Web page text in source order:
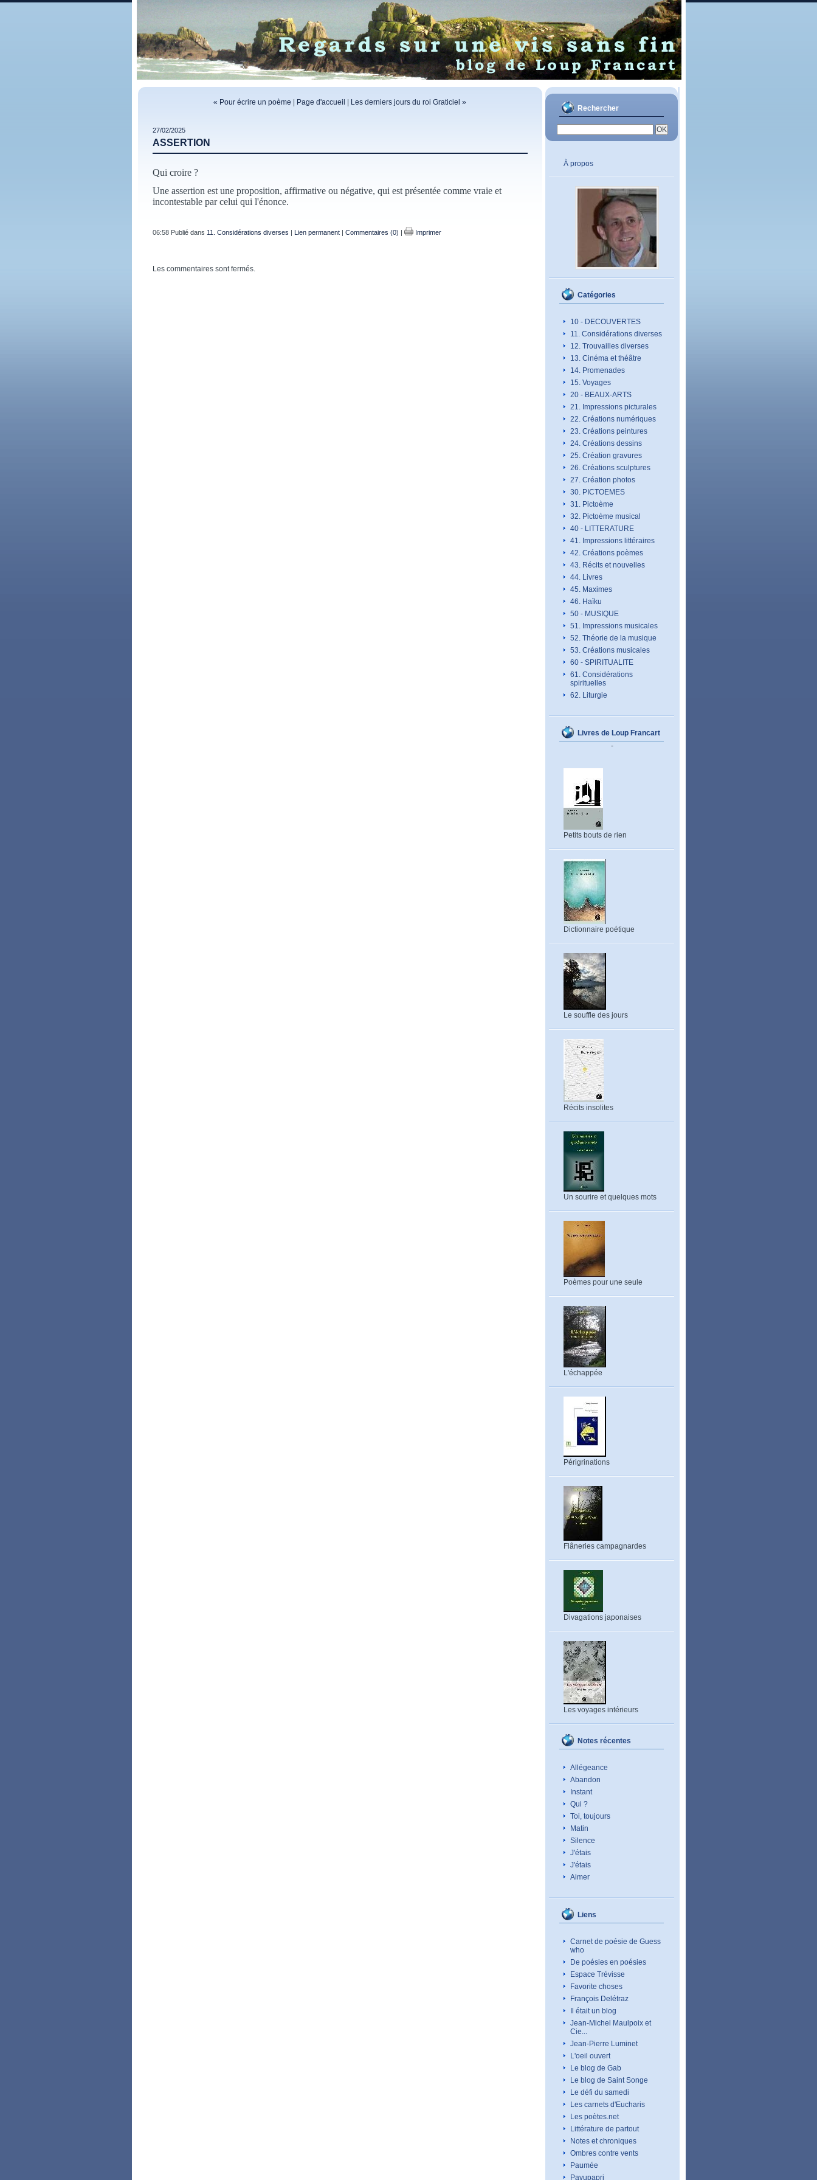
Rechercher
À propos
Catégories
10 - DECOUVERTES
11. Considérations diverses
12. Trouvailles diverses
13. Cinéma et théâtre
14. Promenades
15. Voyages
20 - BEAUX-ARTS
21. Impressions picturales
22. Créations numériques
23. Créations peintures
24. Créations dessins
25. Création gravures
26. Créations sculptures
27. Création photos
30. PICTOEMES
31. Pictoème
32. Pictoème musical
40 - LITTERATURE
41. Impressions littéraires
42. Créations poèmes
43. Récits et nouvelles
44. Livres
45. Maximes
46. Haïku
50 - MUSIQUE
51. Impressions musicales
52. Théorie de la musique
53. Créations musicales
60 - SPIRITUALITE
61. Considérations
spirituelles
62. Liturgie
Livres de Loup Francart
-
Petits bouts de rien
Dictionnaire poétique
Le souffle des jours
Récits insolites
Un sourire et quelques mots
Poèmes pour une seule
L'échappée
Périgrinations
Flâneries campagnardes
Divagations japonaises
Les voyages intérieurs
Notes récentes
Allégeance
Abandon
Instant
Qui ?
Toi, toujours
Matin
Silence
J'étais
J'étais
Aimer
Liens
Carnet de poésie de Guess
who
De poésies en poésies
Espace Trévisse
Favorite choses
François Delétraz
Il était un blog
Jean-Michel Maulpoix et
Cie...
Jean-Pierre Luminet
L'oeil ouvert
Le blog de Gab
Le blog de Saint Songe
Le défi du samedi
Les carnets d'Eucharis
Les poètes.net
Littérature de partout
Notes et chroniques
Ombres contre vents
Paumée
Pavupapri
« Pour écrire un poème Page d'accueil Les derniers jours du roi Graticiel »
27/02/2025
ASSERTION
Qui croire ?
Une assertion est une proposition, affirmative ou négative, qui est présentée comme vraie et
incontestable par celui qui l'énonce.
06:58 Publié dans 11. Considérations diverses | Lien permanent| Commentaires (0) | Imprimer
Les commentaires sont fermés.